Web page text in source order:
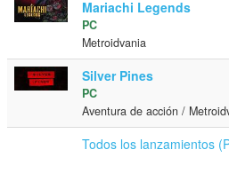
Mariachi Legends
PC
Metroidvania
Silver Pines
PC
Aventura de acción /
Todos los lanzamientos